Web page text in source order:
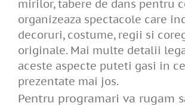
mirilor, tabere de dans pentru
organizeaza spectacole care
decoruri, costume, regii si
originale. Mai multe detalii
aceste aspecte puteti gasi in
prezentate mai jos.
Pentru programari va rugam